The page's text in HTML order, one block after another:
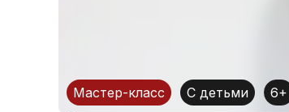
Мастер-класс С детьми 6+